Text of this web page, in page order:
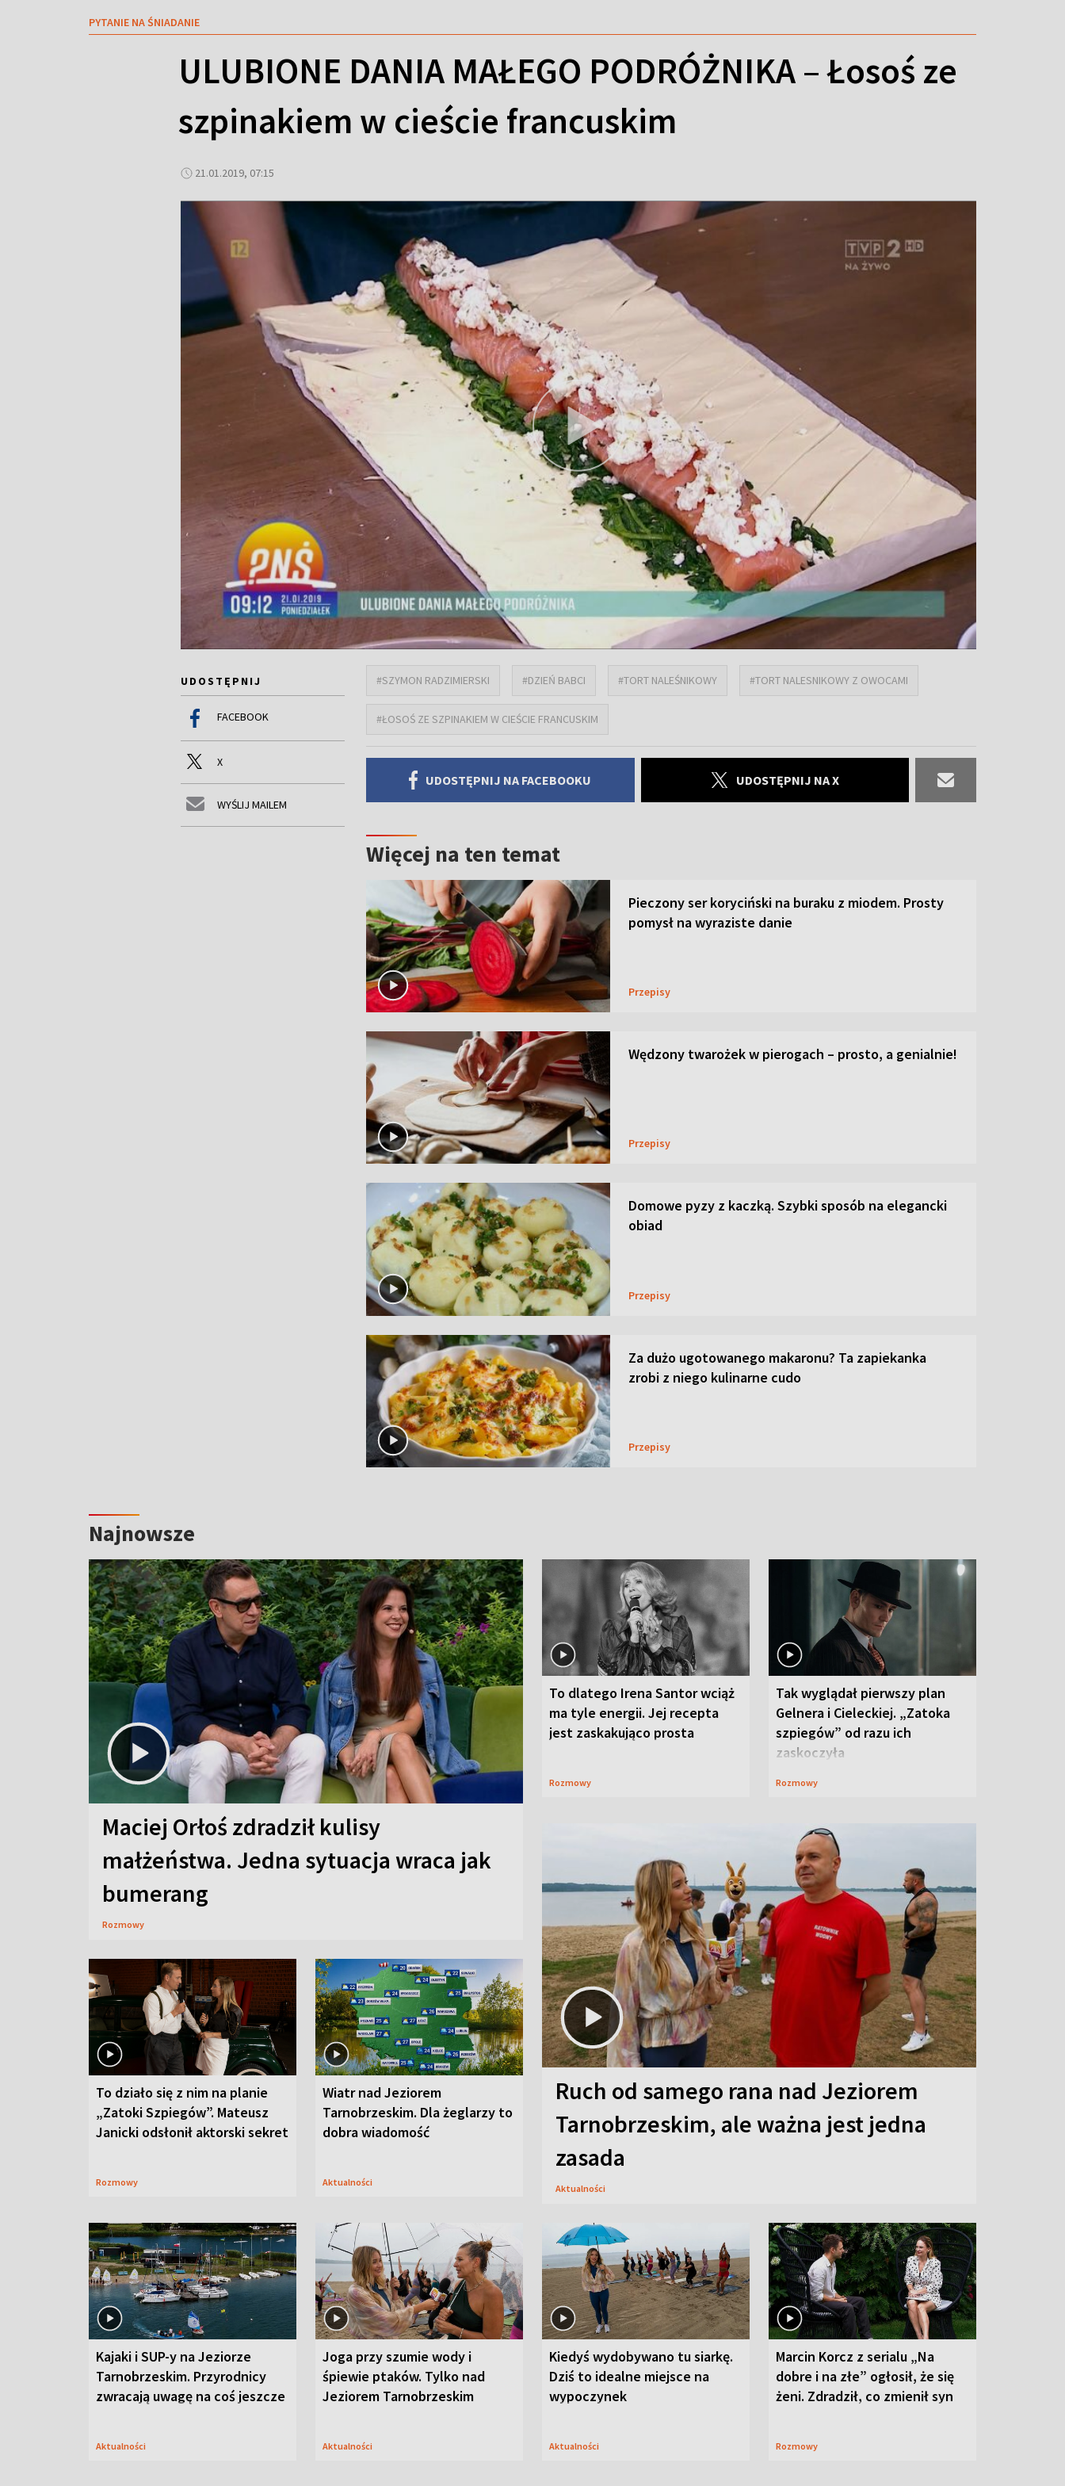
PYTANIE NA ŚNIADANIE
ULUBIONE DANIA MAŁEGO PODRÓŻNIKA – Łosoś ze
szpinakiem w cieście francuskim
21.01.2019, 07:15
UDOSTĘPNIJ
FACEBOOK
X
WYŚLIJ MAILEM
#SZYMON RADZIMIERSKI #DZIEŃ BABCI #TORT NALEŚNIKOWY #TORT NALESNIKOWY Z OWOCAMI
#ŁOSOŚ ZE SZPINAKIEM W CIEŚCIE FRANCUSKIM
UDOSTĘPNIJ NA FACEBOOKU UDOSTĘPNIJ NA X
Więcej na ten temat
Pieczony ser koryciński na buraku z miodem. Prosty
pomysł na wyraziste danie
Przepisy
Wędzony twarożek w pierogach – prosto, a genialnie!
Przepisy
Domowe pyzy z kaczką. Szybki sposób na elegancki
obiad
Przepisy
Za dużo ugotowanego makaronu? Ta zapiekanka
zrobi z niego kulinarne cudo
Przepisy
Najnowsze
Maciej Orłoś zdradził kulisy
małżeństwa. Jedna sytuacja wraca jak
bumerang
Rozmowy
To dlatego Irena Santor wciąż
ma tyle energii. Jej recepta
jest zaskakująco prosta
Rozmowy
Tak wyglądał pierwszy plan
Gelnera i Cieleckiej. „Zatoka
szpiegów” od razu ich
zaskoczyła
Rozmowy
To działo się z nim na planie
„Zatoki Szpiegów”. Mateusz
Janicki odsłonił aktorski sekret
Rozmowy
Wiatr nad Jeziorem
Tarnobrzeskim. Dla żeglarzy to
dobra wiadomość
Aktualności
Ruch od samego rana nad Jeziorem
Tarnobrzeskim, ale ważna jest jedna
zasada
Aktualności
Kajaki i SUP-y na Jeziorze
Tarnobrzeskim. Przyrodnicy
zwracają uwagę na coś jeszcze
Aktualności
Joga przy szumie wody i
śpiewie ptaków. Tylko nad
Jeziorem Tarnobrzeskim
Aktualności
Kiedyś wydobywano tu siarkę.
Dziś to idealne miejsce na
wypoczynek
Aktualności
Marcin Korcz z serialu „Na
dobre i na złe” ogłosił, że się
żeni. Zdradził, co zmienił syn
Rozmowy